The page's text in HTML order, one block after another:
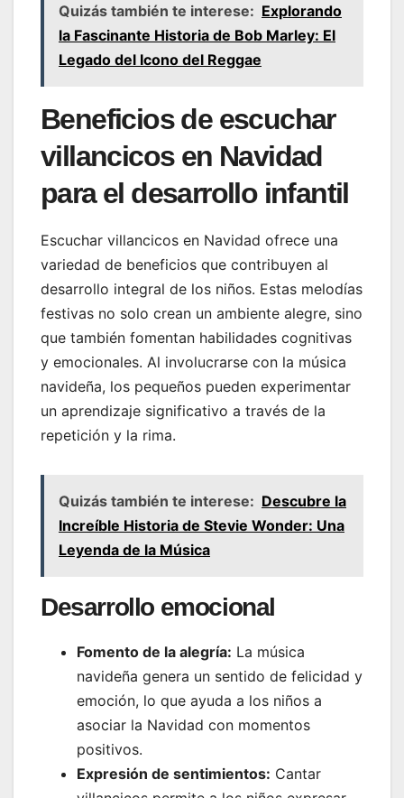
Quizás también te interese: Explorando
la Fascinante Historia de Bob Marley: El
Legado del Icono del Reggae
Beneficios de escuchar
villancicos en Navidad
para el desarrollo infantil
Escuchar villancicos en Navidad ofrece una
variedad de beneficios que contribuyen al
desarrollo integral de los niños. Estas melodías
festivas no solo crean un ambiente alegre, sino
que también fomentan habilidades cognitivas
y emocionales. Al involucrarse con la música
navideña, los pequeños pueden experimentar
un aprendizaje significativo a través de la
repetición y la rima.
Quizás también te interese: Descubre la
Increíble Historia de Stevie Wonder: Una
Leyenda de la Música
Desarrollo emocional
Fomento de la alegría: La música
navideña genera un sentido de felicidad y
emoción, lo que ayuda a los niños a
asociar la Navidad con momentos
positivos.
Expresión de sentimientos: Cantar